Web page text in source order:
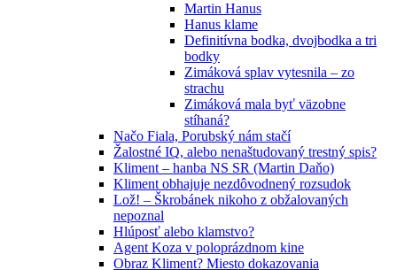
Martin Hanus
Hanus klame
Definitívna bodka, dvojbodka a tri
bodky
Zimáková splav vytesnila – zo
strachu
Zimáková mala byť väzobne
stíhaná?
Načo Fiala, Porubský nám stačí
Žalostné IQ, alebo nenaštudovaný trestný spis?
Kliment – hanba NS SR (Martin Daňo)
Kliment obhajuje nezdôvodnený rozsudok
Lož! – Škrobánek nikoho z obžalovaných
nepoznal
Hlúposť alebo klamstvo?
Agent Koza v poloprázdnom kine
Obraz Kliment? Miesto dokazovania